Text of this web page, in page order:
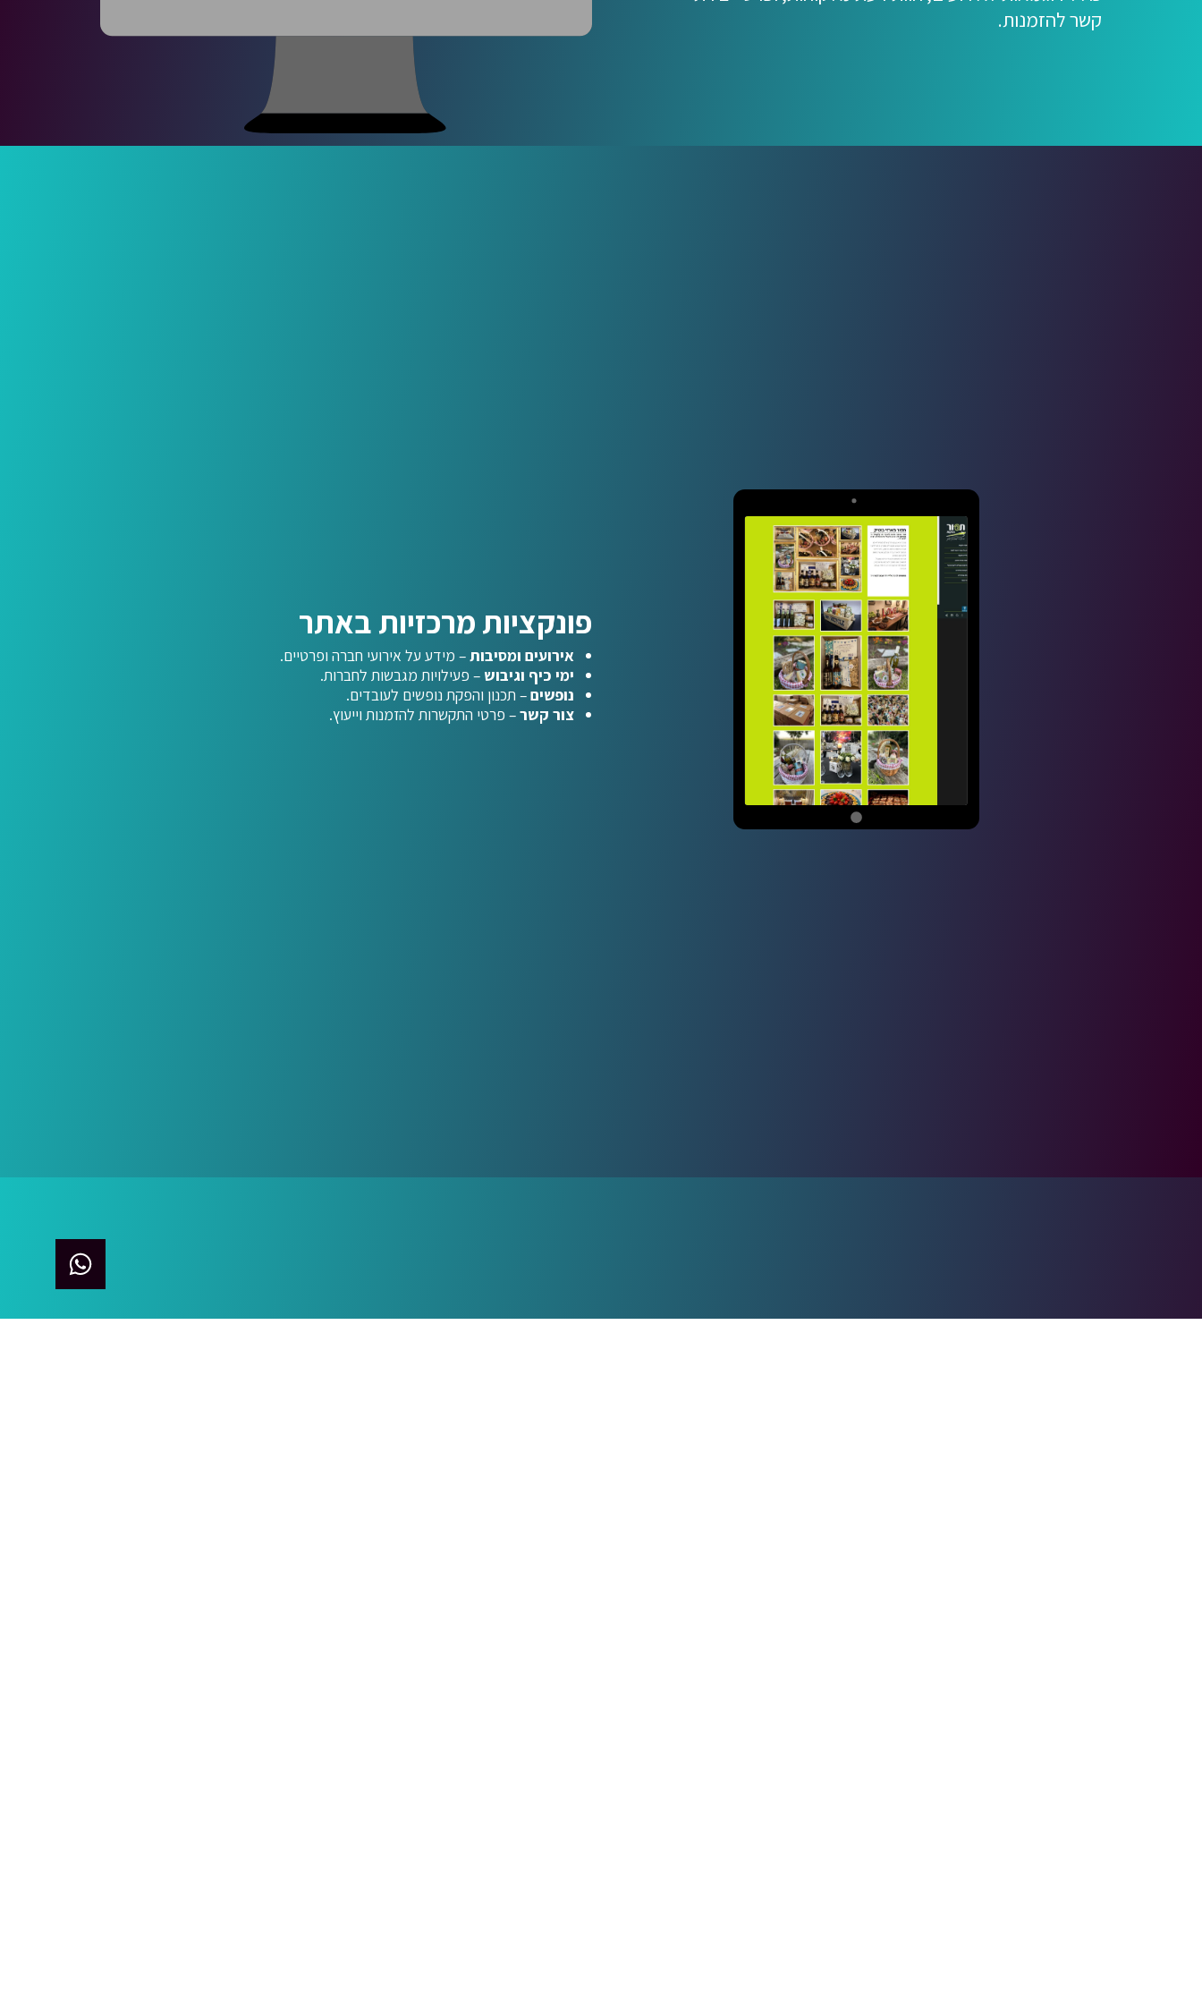
קשר להזמנות.
פונקציות מרכזיות באתר
אירועים ומסיבות– מידע על אירועי חברה ופרטיים.
ימי כיף וגיבוש – פעילויות מגבשות לחברות.
נופשים– תכנון והפקת נופשים לעובדים.
צור קשר– פרטי התקשרות להזמנות וייעוץ.